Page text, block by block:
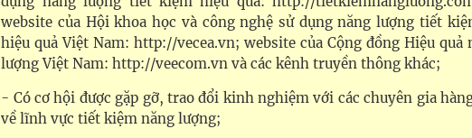
website của Hội khoa học và công nghệ sử dụng năng lượng tiết
hiệu quả Việt Nam: http://vecea.vn; website của Cộng đồng Hiệu quả
lượng Việt Nam: http://veecom.vn và các kênh truyền thông khác;
- Có cơ hội được gặp gỡ, trao đổi kinh nghiệm với các chuyên gia
về lĩnh vực tiết kiệm năng lượng;